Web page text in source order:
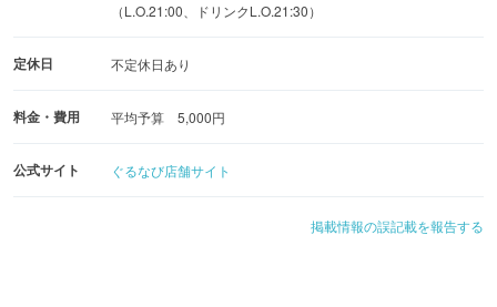
貸切のご相談も承っております
（L.O.21:00、ドリンクL.O.21:30）
定休日 不定休日あり
料金・費用 平均予算 5,000円
公式サイト ぐるなび店舗サイト
掲載情報の誤記載を報告する